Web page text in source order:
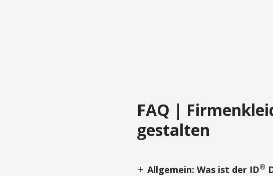
FAQ |
gestalten
add Allgemein: Was ist der ID®